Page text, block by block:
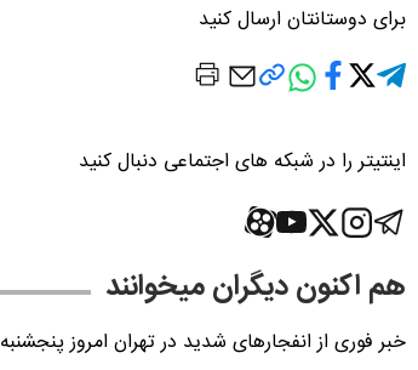
برای دوستانتان ارسال کنید
اینتیتر را در شبکه های اجتماعی دنبال کنید
هم اکنون دیگران میخوانند
خبر فوری از انفجارهای شدید در تهران امروز پنجشنبه ۱۵ مرداد ۱۴۰۵